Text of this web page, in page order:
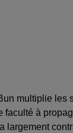
multiplie les
à
largement